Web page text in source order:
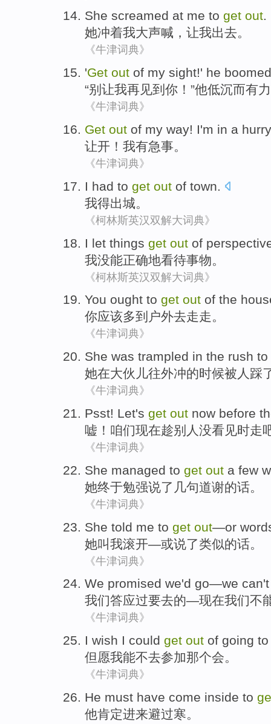
She screamed at me to get out.
她冲着我大声喊 ，让我出去。
《牛津词典》
'Get out of my sight!' he boomed
“别让我再见到你 ！”他低沉而有
《牛津词典》
Get out of my way! I'm in a hurry
让开 ！ 我有急事。
《牛津词典》
I had to get out of town.
我得出城。
《柯林斯英汉双解大词典》
I let things get out of
我没能正确地看待事物 。
《柯林斯英汉双解大词典》
You ought to get out of the
你应该多到 户外去走走。
《牛津词典》
She was trampled in the rush to
她在大伙儿往外冲的时候被 人踩
《牛津词典》
Psst! Let's get out now before
嘘 ！ 咱们现在趁别人没看见时走
《牛津词典》
She managed to get out a few
她终于勉强说了 几句道谢的话。
《牛津词典》
She told me to get out—or
她叫我滚开—或说了类似的话。
《牛津词典》
We promised we'd go—we can't
我们答应过要去的—现在我们不
《牛津词典》
I wish I could get out of going to
但愿我能不去参加那个会。
《牛津词典》
He must have come inside to
他肯定进来避过寒。